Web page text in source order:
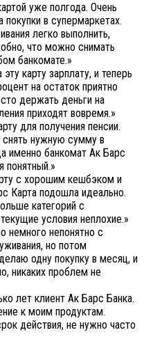
уже полгода. Очень
в супермаркетах.
легко выполнить,
что можно снимать
банкомате.»
карту зарплату, и теперь
на остаток приятно
держать деньги на
приходят вовремя.»
для получения пенсии.
нужную сумму в
именно банкомат Ак Барс
понятный.»
с хорошим кешбэком и
Карта подошла идеально.
категорий с
условия неплохие.»
немного непонятно с
но потом
одну покупку в месяц, и
никаких проблем не
лет клиент Ак Барс Банка.
к моим продуктам.
действия, не нужно часто